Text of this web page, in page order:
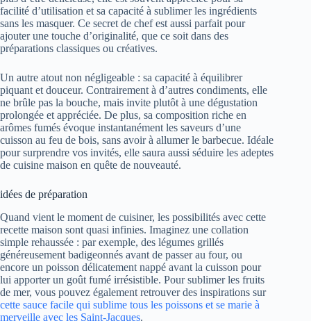
facilité d’utilisation et sa capacité à sublimer les ingrédients
sans les masquer. Ce secret de chef est aussi parfait pour
ajouter une touche d’originalité, que ce soit dans des
préparations classiques ou créatives.
Un autre atout non négligeable : sa capacité à équilibrer
piquant et douceur. Contrairement à d’autres condiments, elle
ne brûle pas la bouche, mais invite plutôt à une dégustation
prolongée et appréciée. De plus, sa composition riche en
arômes fumés évoque instantanément les saveurs d’une
cuisson au feu de bois, sans avoir à allumer le barbecue. Idéale
pour surprendre vos invités, elle saura aussi séduire les adeptes
de cuisine maison en quête de nouveauté.
idées de préparation
Quand vient le moment de cuisiner, les possibilités avec cette
recette maison sont quasi infinies. Imaginez une collation
simple rehaussée : par exemple, des légumes grillés
généreusement badigeonnés avant de passer au four, ou
encore un poisson délicatement nappé avant la cuisson pour
lui apporter un goût fumé irrésistible. Pour sublimer les fruits
de mer, vous pouvez également retrouver des inspirations sur
cette sauce facile qui sublime tous les poissons et se marie à
merveille avec les Saint-Jacques.